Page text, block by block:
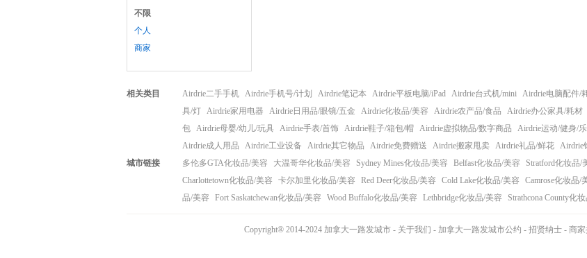
不限
个人
商家
相关类目 Airdrie二手手机 Airdrie手机号/计划 Airdrie笔记本 Airdrie平板电脑/iPad Airdrie台式机/mini Airdrie电脑配件/
具/灯 Airdrie家用电器 Airdrie日用品/眼镜/五金 Airdrie化妆品/美容 Airdrie农产品/食品 Airdrie办公家具/耗材
包 Airdrie母婴/幼儿/玩具 Airdrie手表/首饰 Airdrie鞋子/箱包/帽 Airdrie虚拟物品/数字商品 Airdrie运动/健身/
Airdrie成人用品
Airdrie工业设备 Airdrie其它物品 Airdrie免费赠送 Airdrie搬家甩卖 Airdrie礼品/鲜花 Airdrie
城市链接
多伦多GTA化妆品/美容 大温哥华化妆品/美容 Sydney Mines化妆品/美容 Belfast化妆品/美容 Stratford化妆品/
Charlottetown化妆品/美容
卡尔加里化妆品/美容 Red Deer化妆品/美容 Cold Lake化妆品/美容 Camrose化妆品/
品/美容
Fort Saskatchewan化妆品/美容 Wood Buffalo化妆品/美容 Lethbridge化妆品/美容 Strathcona County化
Copyright® 2014-2024 加拿大一路发城市 - 关于我们 - 加拿大一路发城市公约 - 招贤纳士- 商